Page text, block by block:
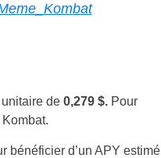
de 0,279 $.Pour
bénéficier d’un APY estimé